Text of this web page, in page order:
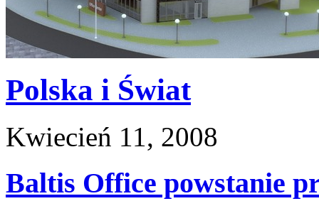
Polska i Świat
Kwiecień 11, 2008
Baltis Office powstanie